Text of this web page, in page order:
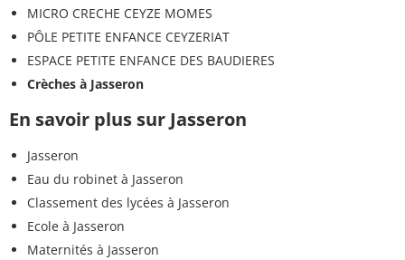
MICRO CRECHE CEYZE MOMES
PÔLE PETITE ENFANCE CEYZERIAT
ESPACE PETITE ENFANCE DES BAUDIERES
Crèches à Jasseron
En savoir plus sur Jasseron
Jasseron
Eau du robinet à Jasseron
Classement des lycées à Jasseron
Ecole à Jasseron
Maternités à Jasseron